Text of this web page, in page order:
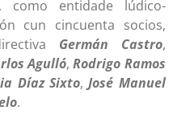
, como entidade lúdico-
cun cincuenta socios,
Germán Castro,
Agulló, Rodrigo Ramos
Díaz Sixto, José Manuel
.